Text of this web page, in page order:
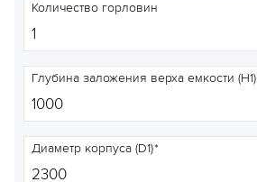
Количество горловин
Глубина заложения верха емкости (H1)
Диаметр корпуса (D1)